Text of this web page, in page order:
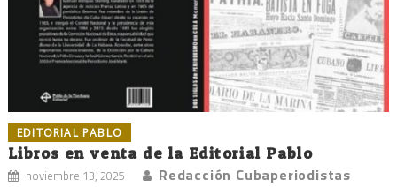
EDITORIAL PABLO
Libros en venta de la Editorial Pablo
noviembre 13, 2025 Redacción Cubaperiodistas